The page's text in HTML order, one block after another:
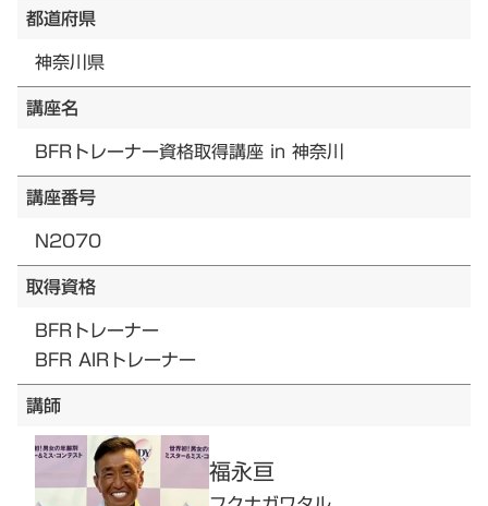
都道府県
神奈川県
講座名
BFRトレーナー資格取得講座 in 神奈川
講座番号
N2070
取得資格
BFRトレーナー
BFR AIRトレーナー
講師
福永亘